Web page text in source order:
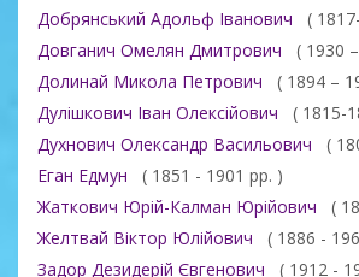
Добрянський Адольф Іванович (
Довганич Омелян Дмитрович ( 1930
Долинай Микола Петрович ( 1894 –
Дулішкович Іван Олексійович ( 1815-
Духнович Олександр Васильович (
Еган Едмун
( 1851 - 1901 рр. )
Жаткович Юрій-Калман Юрійович (
Желтвай Віктор Юлійович ( 1886 -
Задор Дезидерій Євгенович ( 1912 -